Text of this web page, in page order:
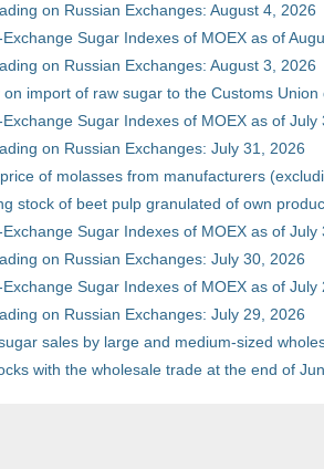
on Russian Exchanges: August 4, 2026
Exchange Sugar Indexes of MOEX as of
on Russian Exchanges: August 3, 2026
import of raw sugar to the Customs
Exchange Sugar Indexes of MOEX as of July
on Russian Exchanges: July 31, 2026
of molasses from manufacturers
stock of beet pulp granulated of own
Exchange Sugar Indexes of MOEX as of July
on Russian Exchanges: July 30, 2026
Exchange Sugar Indexes of MOEX as of July
on Russian Exchanges: July 29, 2026
sales by large and medium-sized
with the wholesale trade at the end of